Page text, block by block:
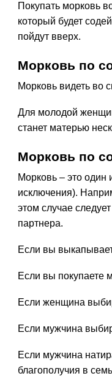
Покупать морковь
который будет
пойдут вверх.
Морковь по
Морковь видеть во
Для молодой
станет матерью
Морковь по
Морковь – это один
исключения).
этом случае
партнера.
Если вы
Если вы покупаете
Если женщина
Если мужчина
Если мужчина
благополучия в